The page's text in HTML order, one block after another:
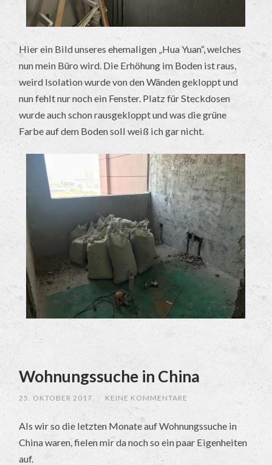
Hier ein Bild unseres ehemaligen „Hua Yuan“, welches
nun mein Büro wird. Die Erhöhung im Boden ist raus,
weird Isolation wurde von den Wänden gekloppt und
nun fehlt nur noch ein Fenster. Platz für Steckdosen
wurde auch schon rausgekloppt und was die grüne
Farbe auf dem Boden soll weiß ich gar nicht.
Wohnungssuche in China
25. OKTOBER 2017 KEINE KOMMENTARE
Als wir so die letzten Monate auf Wohnungssuche in
China waren, fielen mir da noch so ein paar Eigenheiten
auf.